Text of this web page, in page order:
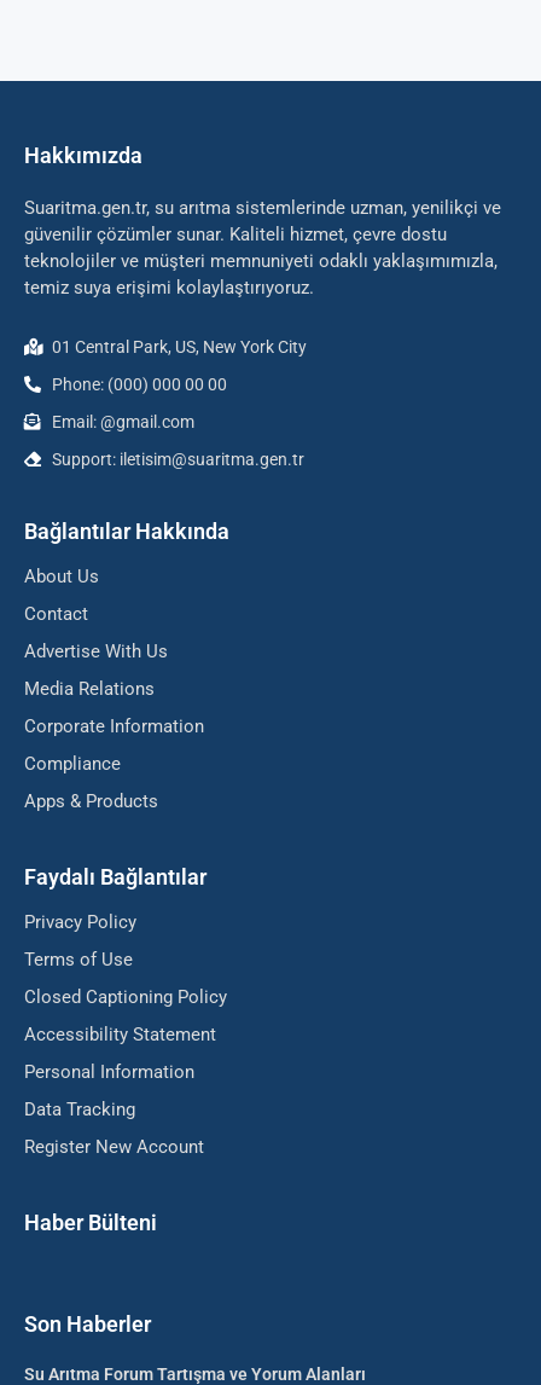
Hakkımızda
Suaritma.gen.tr, su arıtma sistemlerinde uzman, yenilikçi ve
güvenilir çözümler sunar. Kaliteli hizmet, çevre dostu
teknolojiler ve müşteri memnuniyeti odaklı yaklaşımımızla,
temiz suya erişimi kolaylaştırıyoruz.
01 Central Park, US, New York City
Phone: (000) 000 00 00
Email: @gmail.com
Support: iletisim@suaritma.gen.tr
Bağlantılar Hakkında
About Us
Contact
Advertise With Us
Media Relations
Corporate Information
Compliance
Apps & Products
Faydalı Bağlantılar
Privacy Policy
Terms of Use
Closed Captioning Policy
Accessibility Statement
Personal Information
Data Tracking
Register New Account
Haber Bülteni
Son Haberler
Su Arıtma Forum Tartışma ve Yorum Alanları